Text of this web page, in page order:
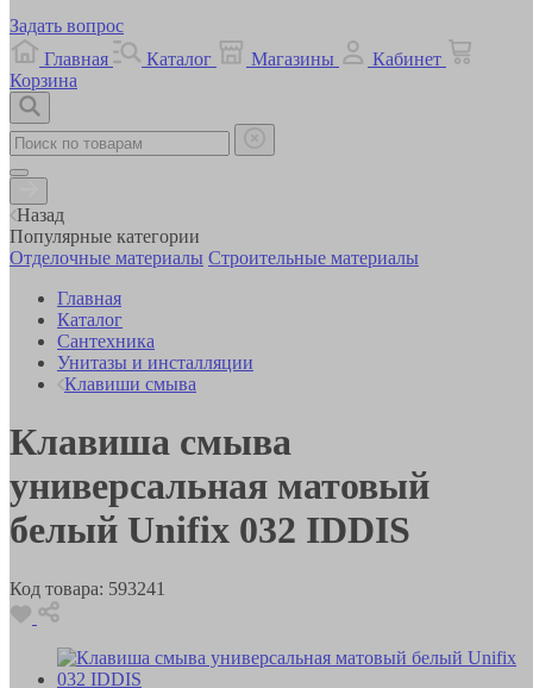
Задать вопрос
Главная
Каталог Магазины
Кабинет
Корзина
Назад
Популярные категории
Отделочные материалы Строительные материалы
Главная
Каталог
Сантехника
Унитазы и инсталляции
Клавиши смыва
Клавиша смыва
универсальная матовый
белый Unifix 032 IDDIS
Код товара: 593241